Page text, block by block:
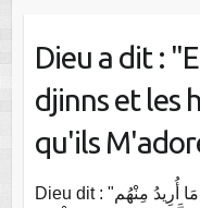
Dieu a dit :
djinns et les
qu'ils
Dieu dit : "وَمَا خَلَقْتُ الْجِنَّ وَالْإِنسَ إِلَّا لِيَعْبُدُونِ مَا أُرِيدُ مِنْهُم